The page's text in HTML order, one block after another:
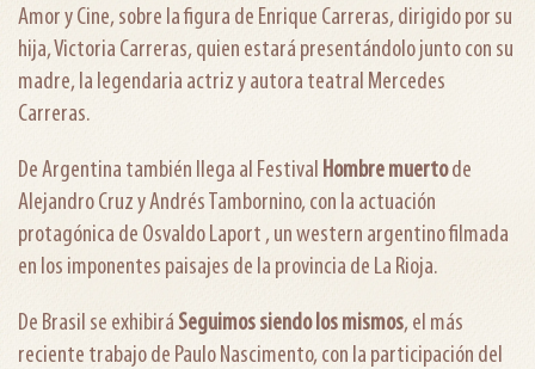
Amor y Cine, sobre la figura de Enrique Carreras, dirigido por su
hija, Victoria Carreras, quien estará presentándolo junto con su
madre, la legendaria actriz y autora teatral Mercedes
Carreras.
De Argentina también llega al Festival Hombre muertode
Alejandro Cruz y Andrés Tambornino, con la actuación
protagónica de Osvaldo Laport , un western argentino filmada
en los imponentes paisajes de la provincia de La Rioja.
De Brasil se exhibirá Seguimos siendo los mismos, el más
reciente trabajo de Paulo Nascimento, con la participación del